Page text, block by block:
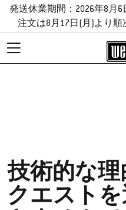
発送休業期間：2026年8月6
注文は8月17日(月)より順
技術的な理
クエスト